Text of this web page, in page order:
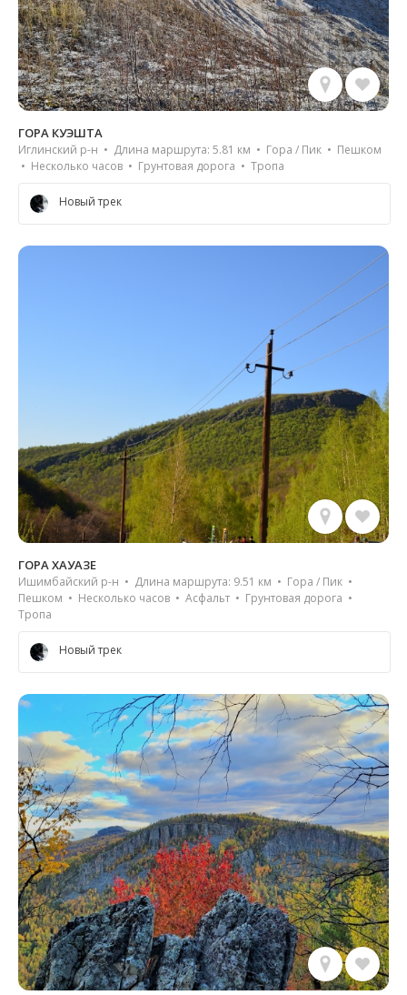
ГОРА КУЭШТА
Иглинский р-н • Длина маршрута: 5.81 км • Гора / Пик • Пешком
• Несколько часов • Грунтовая дорога • Тропа
Новый трек
ГОРА ХАУАЗЕ
Ишимбайский р-н • Длина маршрута: 9.51 км • Гора / Пик •
Пешком • Несколько часов • Асфальт • Грунтовая дорога •
Тропа
Новый трек